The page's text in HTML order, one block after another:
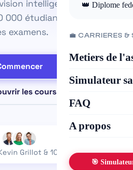
👑 Diplome
💼 CARRIERES &
Metiers de
Simulateur
FAQ
A propos
🎯
intelligentes et une
000 étudiants. Fini le stress
examens.
les cours
Grillot & 10k+ étudiants